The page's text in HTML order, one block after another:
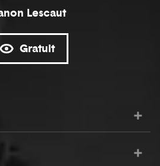
Lescaut
Gratuit